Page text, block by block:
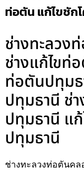
ท่อตัน แก้ไขชัก
ช่างทะลวง
ช่างแก้ไขท่
ท่อตันปทุม
ปทุมธานี ช่
ปทุมธานี แ
ปทุมธานี
ช่างทะลวงท่อตันค